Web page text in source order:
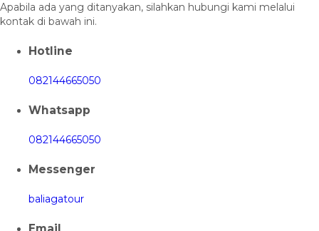
Apabila ada yang ditanyakan, silahkan hubungi kami melalui
kontak di bawah ini.
Hotline
082144665050
Whatsapp
082144665050
Messenger
baliagatour
Email